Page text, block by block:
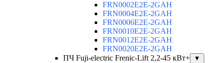
FRN0002E2E-2GAH
FRN0004E2E-2GAH
FRN0006E2E-2GAH
FRN0010E2E-2GAH
FRN0012E2E-2GAH
FRN0020E2E-2GAH
ПЧ Fuji-electric Frenic-Lift 2,2-45 кВт+
▼